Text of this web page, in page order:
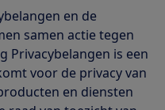
en de
samen actie tegen
Privacybelangen is een
voor de privacy van
en diensten